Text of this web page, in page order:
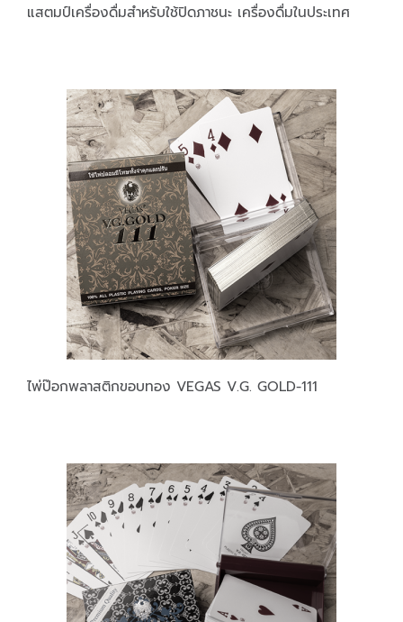
แสตมป์เครื่องดื่มสำหรับใช้ปิดภาชนะ เครื่องดื่มในประเทศ
ไพ่ป๊อกพลาสติกขอบทอง VEGAS V.G. GOLD-111